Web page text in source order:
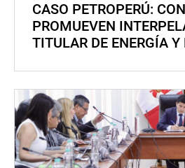
CASO PETROPERÚ:
PROMUEVEN
TITULAR DE ENERGÍA